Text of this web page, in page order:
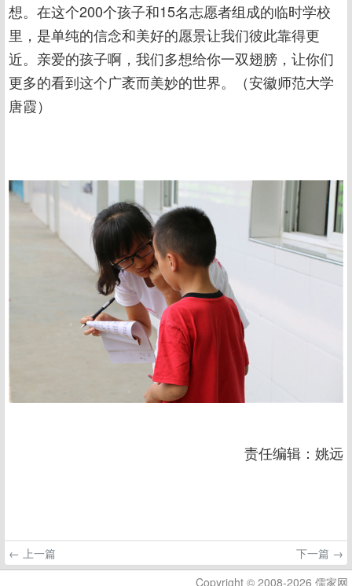
想。在这个200个孩子和15名志愿者组成的临时学校
里，是单纯的信念和美好的愿景让我们彼此靠得更
近。亲爱的孩子啊，我们多想给你一双翅膀，让你们
更多的看到这个广袤而美妙的世界。（安徽师范大学
唐霞）
责任编辑：姚远
← 上一篇
下一篇 →
Copyright © 2008-2026 儒家网